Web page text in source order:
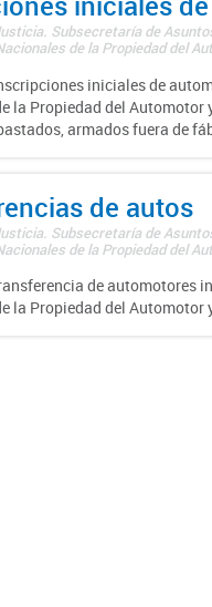
Subsecretaría de
de la Propiedad del
iniciales de
la Propiedad del Automotor
armados fuera de
de autos
Subsecretaría de
de la Propiedad del
de automotores
la Propiedad del Automotor